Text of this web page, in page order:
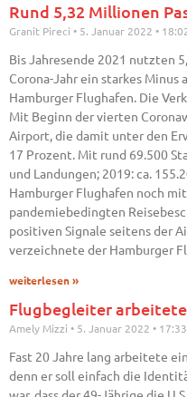
Rund 5,32 Millionen
Granit Pireci 5. Januar 2022
Bis Jahresende 2021 nutzten
Corona-Jahr ein starkes
Hamburger Flughafen. Die
Mit Beginn der vierten
Airport, die damit unter den
17 Prozent. Mit rund 69.500
und Landungen; 2019: ca.
Hamburger Flughafen noch
pandemiebedingten
positiven Signale seitens der
verzeichnete der Hamburger
weiterlesen »
Flugbegleiter
Amely Mizzi 5. Januar 2022 17:33
Fast 20 Jahre lang arbeitete
denn er soll einfach die